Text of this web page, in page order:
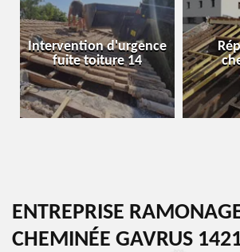
Intervention d'urgence
fuite toiture 14
ENTREPRISE
CHEMINÉE GAVRUS